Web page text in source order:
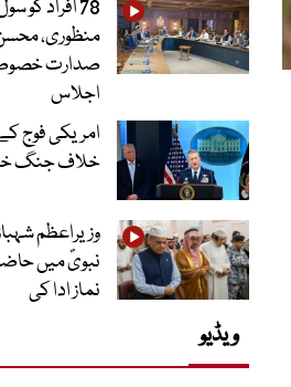
78 افراد کو
منظوری،
صدارت
اجلاس
امریکی فوج
خلاف جنگ
وزیراعظم
نبویؐ میں
نماز ادا کی
ویڈیو